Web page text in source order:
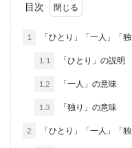
目次
1 「ひとり」「一人」「
1.1 「ひとり」の説明
1.2 「一人」の意味
1.3 「独り」の意味
2 「ひとり」「一人」「